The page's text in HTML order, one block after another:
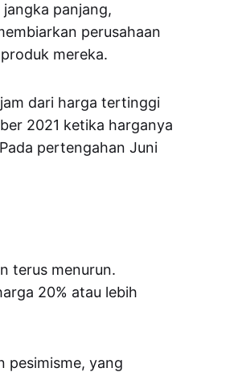
panjang,
perusahaan
mereka.
dari harga tertinggi
2021 ketika harganya
pertengahan Juni
terus menurun.
20% atau lebih
pesimisme, yang